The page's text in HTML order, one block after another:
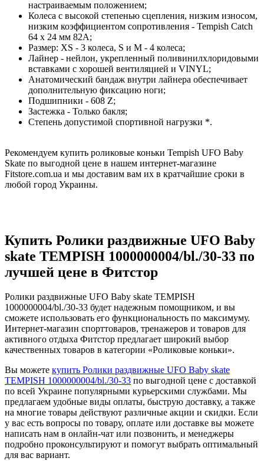
настраиваемым положением;
Колеса с высокой степенью сцепления, низким износом,
низким коэффициентом сопротивления - Tempish Catch
64 х 24 мм 82А;
Размер: XS - 3 колеса, S и M - 4 колеса;
Лайнер - нейлон, укрепленный поливинилхлоридовыми
вставками с хорошей вентиляцией и VINYL;
Анатомический бандаж внутри лайнера обеспечивает
дополнительную фиксацию ноги;
Подшипники - 608 Z;
Застежка - Только бакля;
Степень допустимой спортивной нагрузки *.
Рекомендуем купить роликовые коньки Tempish UFO Baby
Skate по выгодной цене в нашем интернет-магазине
Fitstore.com.ua и мы доставим вам их в кратчайшие сроки в
любой город Украины.
Купить Ролики раздвижные UFO Baby
skate TEMPISH 1000000004/bl./30-33 по
лучшей цене в Фитстор
Ролики раздвижные UFO Baby skate TEMPISH
1000000004/bl./30-33 будет надежным помощником, и вы
сможете использовать его функциональность по максимуму.
Интернет-магазин спорттоваров, тренажеров и товаров для
активного отдыха Фитстор предлагает широкий выбор
качественных товаров в категории «Роликовые коньки».
Вы можете купить Ролики раздвижные UFO Baby skate
TEMPISH 1000000004/bl./30-33 по выгодной цене с доставкой
по всей Украине популярными курьерскими службами. Мы
предлагаем удобные виды оплаты, быструю доставку, а также
на многие товары действуют различные акции и скидки. Если
у вас есть вопросы по товару, оплате или доставке вы можете
написать нам в онлайн-чат или позвонить, и менеджеры
подробно проконсультируют и помогут выбрать оптимальный
для вас вариант.